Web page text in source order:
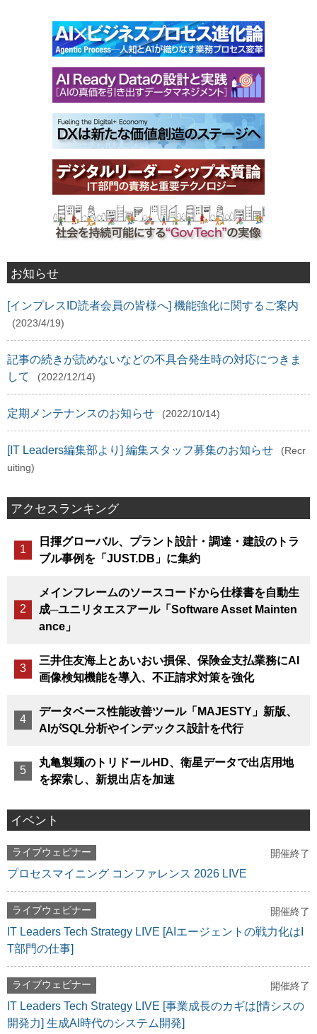
お知らせ
[インプレスID読者会員の皆様へ] 機能強化に関するご案内
(2023/4/19)
記事の続きが読めないなどの不具合発生時の対応につきま
して
(2022/12/14)
定期メンテナンスのお知らせ (2022/10/14)
[IT Leaders編集部より] 編集スタッフ募集のお知らせ
(Recr
uiting)
アクセスランキング
日揮グローバル、プラント設計・調達・建設のトラ
ブル事例を「JUST.DB」に集約
メインフレームのソースコードから仕様書を自動生
成─ユニリタエスアール「Software Asset Mainten
ance」
三井住友海上とあいおい損保、保険金支払業務にAI
画像検知機能を導入、不正請求対策を強化
データベース性能改善ツール「MAJESTY」新版、
AIがSQL分析やインデックス設計を代行
丸亀製麺のトリドールHD、衛星データで出店用地
を探索し、新規出店を加速
イベント
ライブウェビナー 開催終了
プロセスマイニング コンファレンス 2026 LIVE
ライブウェビナー 開催終了
IT Leaders Tech Strategy LIVE [AIエージェントの戦力化はI
T部門の仕事]
ライブウェビナー 開催終了
IT Leaders Tech Strategy LIVE [事業成長のカギは[情シスの
開発力] 生成AI時代のシステム開発]